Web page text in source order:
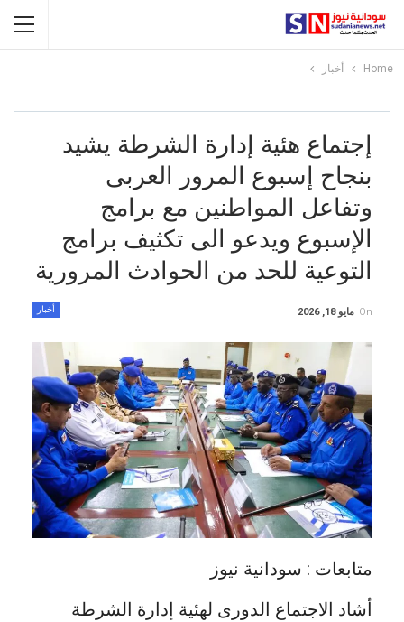
Home أخبار
إجتماع هئية إدارة الشرطة يشيد
بنجاح إسبوع المرور العربى
وتفاعل المواطنين مع برامج
الإسبوع ويدعو الى تكثيف برامج
التوعية للحد من الحوادث المرورية
أخبار On مايو 18, 2026
متابعات : سودانية نيوز
أشاد الاجتماع الدورى لهئية إدارة الشرطة